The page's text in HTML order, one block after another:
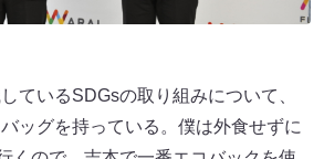
ているSDGsの取り組みについて、
ッグを持っている。僕は外食せずに